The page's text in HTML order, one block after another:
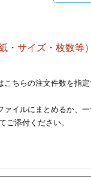
・サイズ・枚数等
こちらの注文件数を指
ァイルにまとめるか、
ご添付ください。